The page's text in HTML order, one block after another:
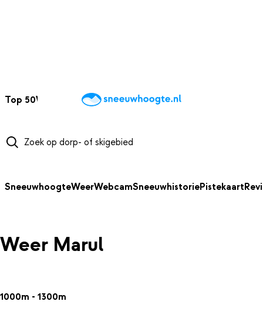
Top 50Webcams WintersportweerKaarten
SneeuwhoogteWeerWebcamSneeuwhistoriePistekaart
Weer Marul
1000m - 1300m